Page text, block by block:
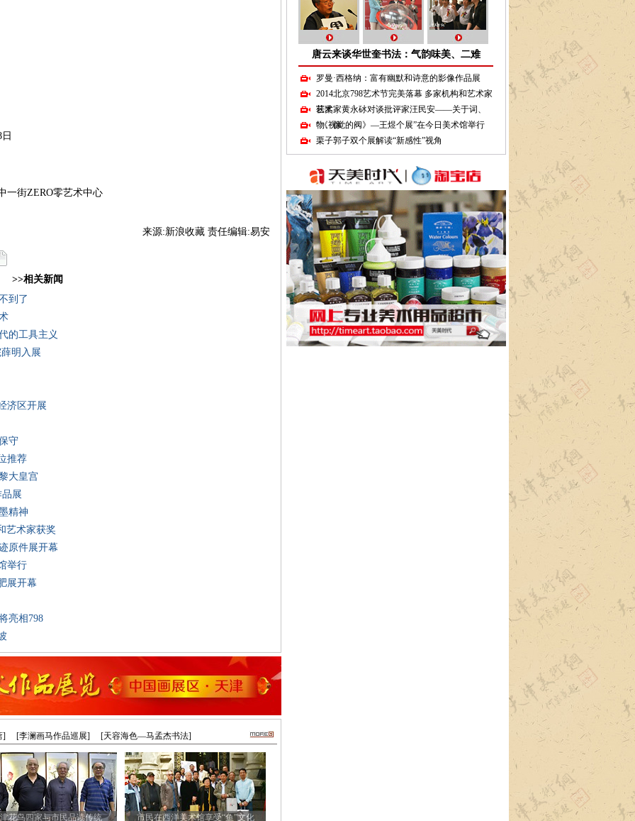
街ZERO零艺术中心
来源:新浪收藏 责任编辑:易安
>>相关新闻
到了
的工具主义
明入展
济区开展
守
推荐
大皇宫
展
精神
艺术家获奖
原件展开幕
举行
展开幕
亮相798
] [李澜画马作品巡展] [天容海色—马孟杰书法]
花鸟四家与市民品读传统 市民在西洋美术馆享受“鱼”文化
唐云来谈华世奎书法：气韵味美、二难
罗曼·西格纳：富有幽默和诗意的影像作品展
2014北京798艺术节完美落幕 多家机构和艺术家
获奖
艺术家黄永砅对谈批评家汪民安——关于词、
物、像
“《视觉的阀》—王煜个展”在今日美术馆举行
栗子郭子双个展解读“新感性”视角